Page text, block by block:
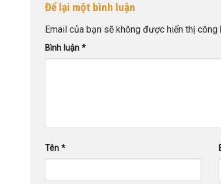
Để lại một bình luận
Email của bạn sẽ không được hiển thị công
Bình luận *
Tên *